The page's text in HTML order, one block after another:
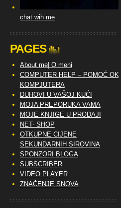
chat wih me
PAGES
About me| O meni
COMPUTER HELP – POMOĆ OKO
KOMPJUTERA
DUHOVI U VAŠOJ KUĆI
MOJA PREPORUKA VAMA
MOJE KNJIGE U PRODAJI
NET- SHOP
OTKUPNE CIJENE
SEKUNDARNIH SIROVINA
SPONZORI BLOGA
SUBSCRIBER
VIDEO PLAYER
ZNAČENJE SNOVA